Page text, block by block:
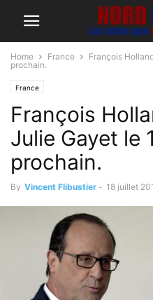
Home France
François
prochain.
France
François
Julie Gayet le
prochain.
By Vincent Flibustier - 18 juillet